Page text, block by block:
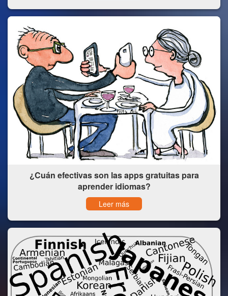
¿Cuán efectivas son las apps gratuitas para
aprender idiomas?
Leer más